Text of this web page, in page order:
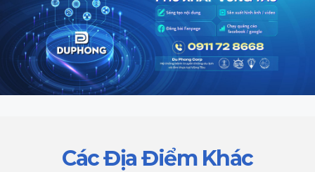
Các Địa Điểm Khác